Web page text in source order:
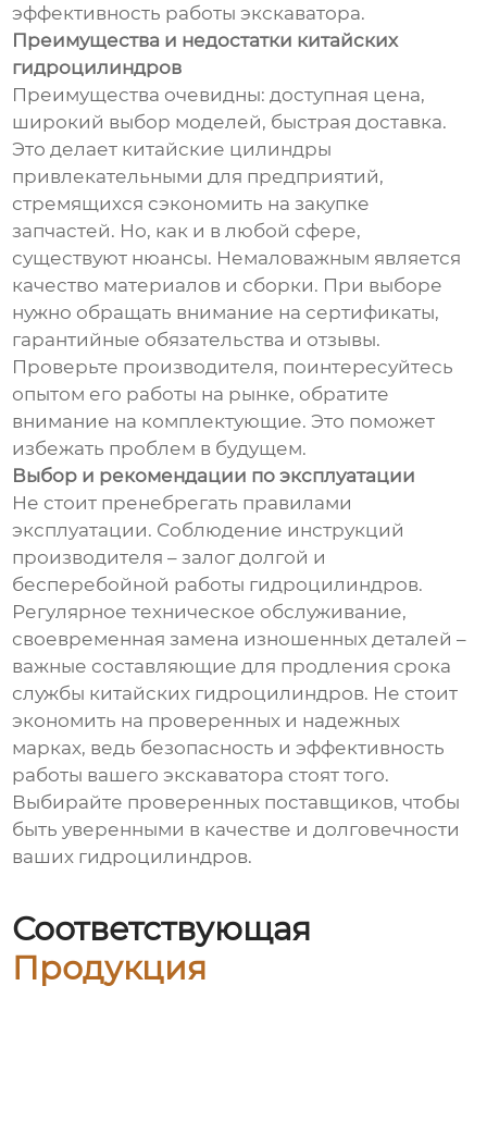
эффективность работы экскаватора.
Преимущества и недостатки китайских
гидроцилиндров
Преимущества очевидны: доступная цена,
широкий выбор моделей, быстрая доставка.
Это делает китайские цилиндры
привлекательными для предприятий,
стремящихся сэкономить на закупке
запчастей. Но, как и в любой сфере,
существуют нюансы. Немаловажным является
качество материалов и сборки. При выборе
нужно обращать внимание на сертификаты,
гарантийные обязательства и отзывы.
Проверьте производителя, поинтересуйтесь
опытом его работы на рынке, обратите
внимание на комплектующие. Это поможет
избежать проблем в будущем.
Выбор и рекомендации по эксплуатации
Не стоит пренебрегать правилами
эксплуатации. Соблюдение инструкций
производителя – залог долгой и
бесперебойной работы гидроцилиндров.
Регулярное техническое обслуживание,
своевременная замена изношенных деталей –
важные составляющие для продления срока
службы китайских гидроцилиндров. Не стоит
экономить на проверенных и надежных
марках, ведь безопасность и эффективность
работы вашего экскаватора стоят того.
Выбирайте проверенных поставщиков, чтобы
быть уверенными в качестве и долговечности
ваших гидроцилиндров.
Соответствующая
Продукция